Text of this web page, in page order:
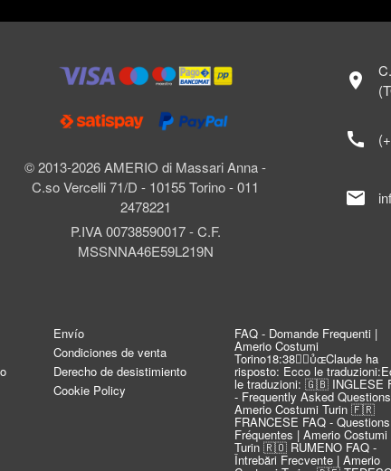
© 2013-2026 AMERIO di Massari Anna -
C.so Vercelli 71/D - 10155 Torino - 011
2478221
P.IVA 00738590017 - C.F.
MSSNNA46E59L219N
location_on
call
mail
Envío
Condiciones de venta
Derecho de desistimiento
Cookie Policy
FAQ - Domande Frequenti |
Amerio Costumi
Torino18:38Claude ha
risposto: Ecco le
le traduzioni: 🇬🇧 INGLESE
- Frequently Asked
Amerio Costumi Turin 🇫🇷
FRANCESE FAQ - Questions
Fréquentes | Amerio Costumi
Turin 🇷🇴 RUMENO FAQ -
Întrebări Frecvente | Amerio